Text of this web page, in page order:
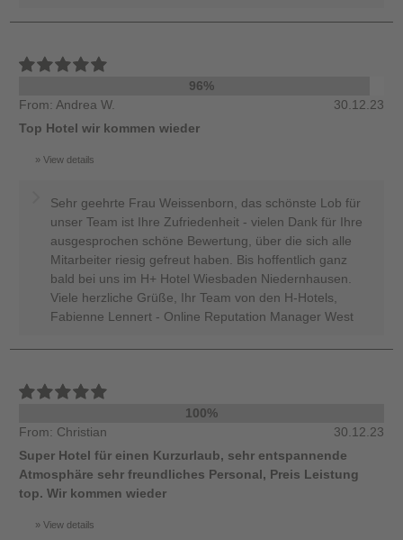
96%
From: Andrea W.
30.12.23
Top Hotel wir kommen wieder
View details
Sehr geehrte Frau Weissenborn, das schönste Lob für
unser Team ist Ihre Zufriedenheit - vielen Dank für Ihre
ausgesprochen schöne Bewertung, über die sich alle
Mitarbeiter riesig gefreut haben. Bis hoffentlich ganz
bald bei uns im H+ Hotel Wiesbaden Niedernhausen.
Viele herzliche Grüße, Ihr Team von den H-Hotels,
Fabienne Lennert - Online Reputation Manager West
100%
From: Christian
30.12.23
Super Hotel für einen Kurzurlaub, sehr entspannende
Atmosphäre sehr freundliches Personal, Preis Leistung
top. Wir kommen wieder
View details